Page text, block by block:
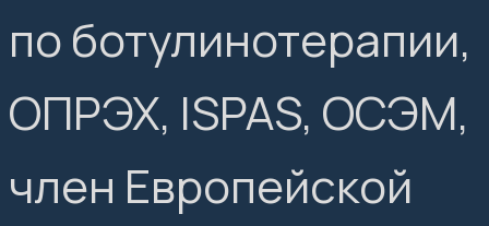
по ботулинотерапии,
ОПРЭХ, ISPAS, ОСЭМ,
член Европейской